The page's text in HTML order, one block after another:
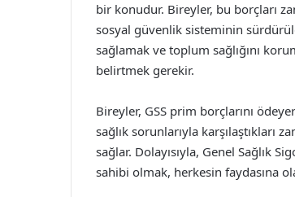
bir konudur. Bireyler, bu borçları
sosyal güvenlik sisteminin
sağlamak ve toplum sağlığını
belirtmek gerekir.
Bireyler, GSS prim borçlarını
sağlık sorunlarıyla karşılaştıkları
sağlar. Dolayısıyla, Genel Sağlık
sahibi olmak, herkesin faydasına